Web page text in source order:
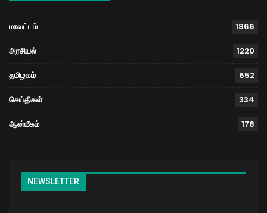
மாவட்டம் 1866
அரசியல் 1220
தமிழகம் 652
செய்திகள் 334
ஆன்மீகம் 178
NEWSLETTER